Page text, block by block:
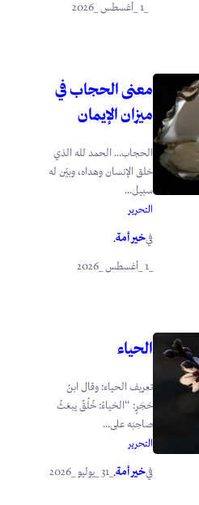
_1 _أغسطس _2026
معنى الحجاب في
ميزان الإيمان
الحجاب… الحمد لله الذي
خلق الإنسان وهداه، وبيّن له
سبيل...
التحرير
فيخير أمة.
_1 _أغسطس _2026
الحياء
تعريف الحياء: وقال ابنُ
حَجَرٍ: “الحَياءُ: خُلُقٌ يبعَثُ
صاحِبَه على...
التحرير
فيخير أمة.